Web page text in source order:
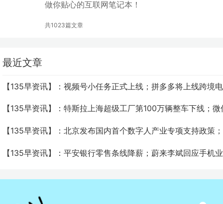
做你贴心的互联网笔记本！
共1023篇文章
最近文章
【135早资讯】：视频号小任务正式上线；拼多多将上线跨境
【135早资讯】：特斯拉上海超级工厂第100万辆整车下线；​
【135早资讯】：北京发布国内首个数字人产业专项支持政策
【135早资讯】：平安银行零售条线降薪；蔚来李斌回应手机